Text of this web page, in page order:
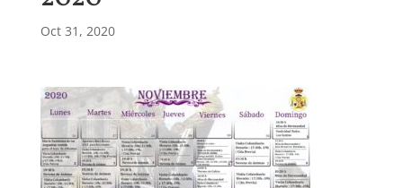
Oct 31, 2020